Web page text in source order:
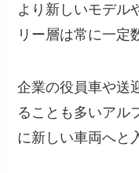
より新しいモデル
リー層は常に一定
企業の役員車や送
ることも多いアル
に新しい車両へと